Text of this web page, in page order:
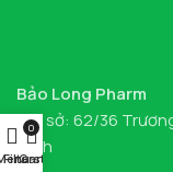
Bảo Long Pharm
Trụ sở: 62/36
Minh
Filters
0
Cart